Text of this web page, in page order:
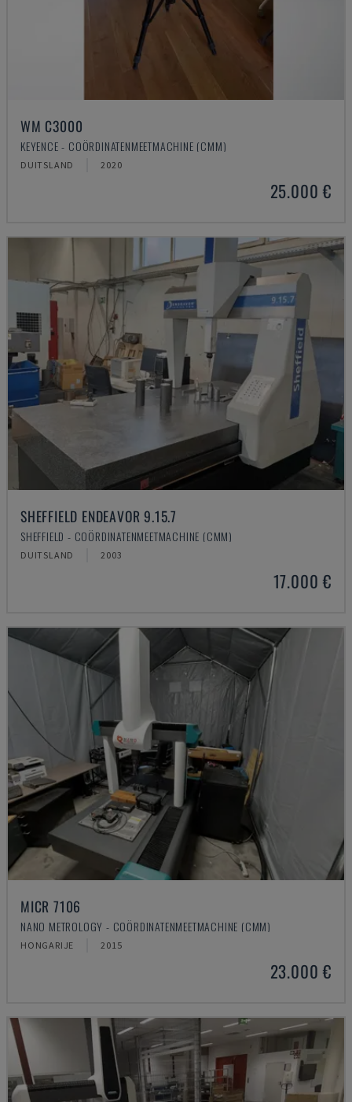
WM C3000
KEYENCE - COÖRDINATENMEETMACHINE (CMM)
DUITSLAND 2020
25.000 €
SHEFFIELD ENDEAVOR 9.15.7
SHEFFIELD - COÖRDINATENMEETMACHINE (CMM)
DUITSLAND 2003
17.000 €
MICR 7106
NANO METROLOGY - COÖRDINATENMEETMACHINE (CMM)
HONGARIJE 2015
23.000 €